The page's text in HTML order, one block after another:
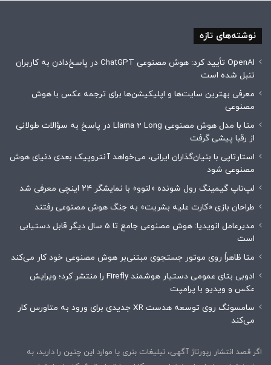
نوشته‌های تازه
OpenAI تأیید کرد: هوش مصنوعی ChatGPT در پاسخ‌دادن به کاربران
تنبل شده است
معرفی بهترین سایت‌ها و اپلیکیشن‌ها برای ترجمه عکس با هوش
مصنوعی
متا با مدل هوش مصنوعی Llama 2 Long در پاسخ به سؤالات طولانی
از رقبا پیشی گرفت
استارتاپی با بنیان‌گذاران ایرانی، می‌خواهد آنتروپیک بعدی دنیای هوش
مصنوعی شود
لپ‌تاپ گیمینگ رول شونده «لنوو» با نمایشگر ۲۴ اینچی معرفی شد
طراحان بازی «کارت علیه بشریت» به جنگ هوش مصنوعی رفتند
مدیرعامل انویدیا: هوش مصنوعی جامع تا 5 سال دیگر قابل دستیابی
است
متا ظاهراً روی موتور جستجوی مبتنی‌بر هوش مصنوعی خود کار می‌کند
ادوبی بتای عمومی دستیار هوشمند Firefly را منتشر کرد؛ ویرایش
عکس و ویدیو با پرامپت
سامسونگ روی توسعه هدست XR جدیدی برای ورود به متاورس کار
می‌کند
اگر قصد انتشار رپورتاژ آگهی، تبلیغات بنری یا موارد این چنین را دارید، به